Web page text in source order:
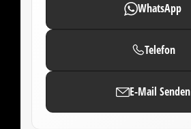
WhatsApp
Telefon
E-Mail Senden